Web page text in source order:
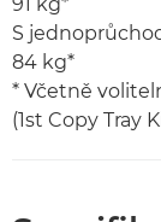
S
84 kg*
* Včetně
(1st Copy Tray